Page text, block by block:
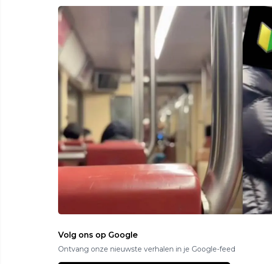
Volg ons op Google
Ontvang onze nieuwste verhalen in je Google-feed